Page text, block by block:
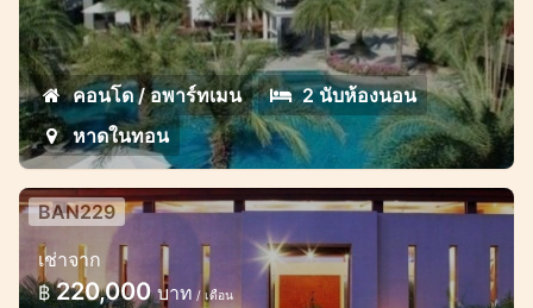
Excellent 2/3 or 4 bedroom apartments
are located just 50 m from the beach
คอนโด / อพาร์ทเมน
2 นับห้องนอน
หาดในทอน
Luxury 1-2 bd villas in the gated
estate 10 minutes to the beach
BAN229
เช่าจาก
฿ 220,000บาท / เดือน